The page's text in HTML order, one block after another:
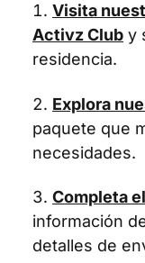
Visita
Activz Club y
residencia.
Explora
paquete que
necesidades.
Completa
información
detalles de